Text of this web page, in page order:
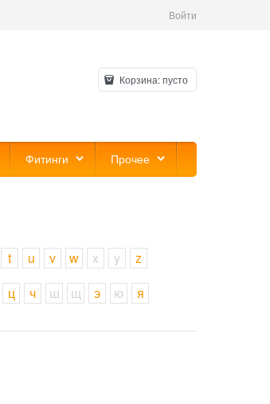
Войти
Корзина:пусто
Фитинги Прочее
t u v w x y
z
ц ч ш щ э ю я